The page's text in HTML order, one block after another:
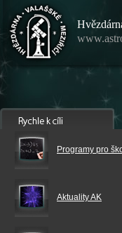
Programy pro
Aktuality AK